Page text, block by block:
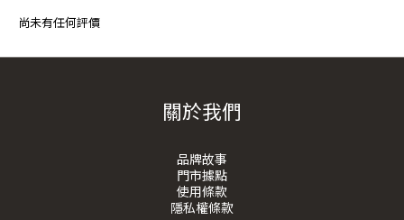
尚未有任何評價
關於我們
品牌故事
門市據點
使用條款
隱私權條款